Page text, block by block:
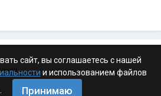
сайт, вы соглашаетесь с нашей
и использованием файлов
Принимаю